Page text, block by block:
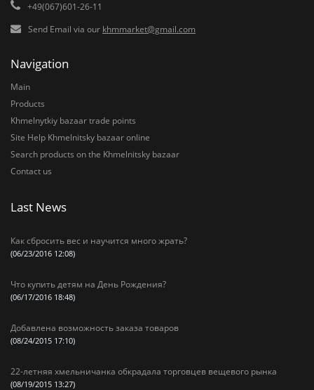
+49(067)601-26-11
Send Email via our khmmarket@gmail.com
Navigation
Main
Products
Khmelnytkiy bazaar trade points
Site Help Khmelnitsky bazaar online
Search products on the Khmelnitsky bazaar
Contact us
Last News
Как сбросить вес и научится много жрать?
(06/23/2016 12:08)
Что купить детям на День Рождения?
(06/17/2016 18:48)
Добавлена возможность заказа товаров
(08/24/2015 17:10)
22-летняя хмельничанка обкрадала торговцев вещевого рынка
(08/19/2015 13:27)